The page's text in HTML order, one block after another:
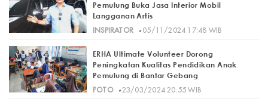
Pemulung Buka Jasa Interior Mobil
Langganan Artis
INSPIRATOR
· 05/11/2024 17:48 WIB
ERHA Ultimate Volunteer Dorong
Peningkatan Kualitas Pendidikan Anak
Pemulung di Bantar Gebang
FOTO· 23/03/2024 20:55 WIB